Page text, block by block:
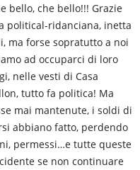
bello, che bello!!! Grazie
political-ridanciana, inetta
ma forse sopratutto a noi
ad occuparci di loro
nelle vesti di Casa
tutto fa politica! Ma
mai mantenute, i soldi di
abbiano fatto, perdendo
permessi…e tutte queste
se non continuare